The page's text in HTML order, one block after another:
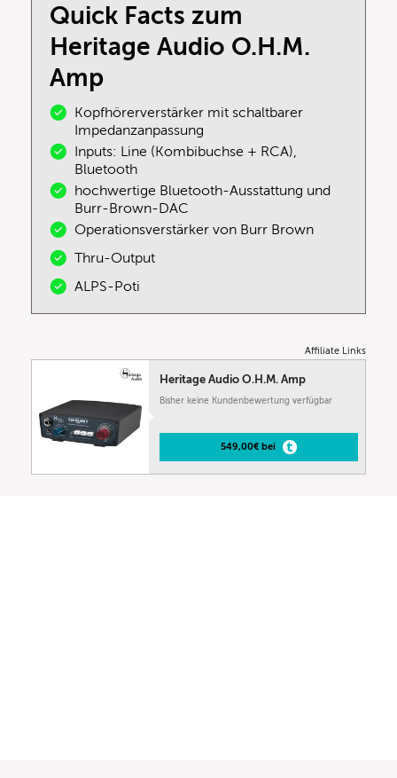
Quick Facts zum
Heritage Audio O.H.M.
Amp
Kopfhörerverstärker mit schaltbarer
Impedanzanpassung
Inputs: Line (Kombibuchse + RCA),
Bluetooth
hochwertige Bluetooth-Ausstattung und
Burr-Brown-DAC
Operationsverstärker von Burr Brown
Thru-Output
ALPS-Poti
Affiliate Links
Heritage Audio O.H.M. Amp
Bisher keine Kundenbewertung verfügbar
549,00€ bei